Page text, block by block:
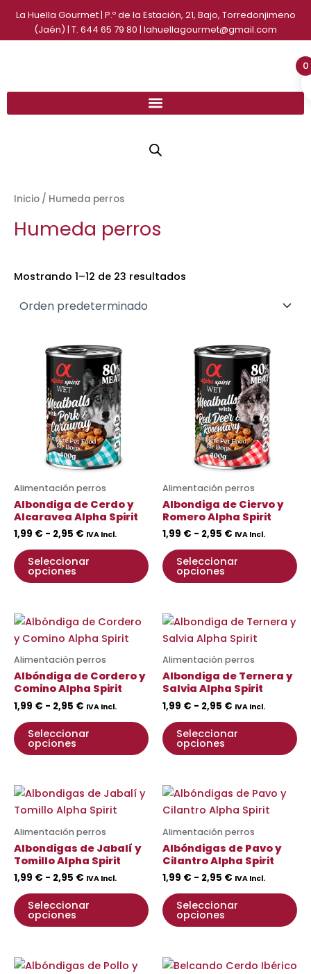
contenido
La Huella Gourmet | P.º de la Estación, 21, Bajo, Torredonjimeno
(Jaén) | T. 644 65 79 80 | lahuellagourmet@gmail.com
Inicio / Humeda perros
Humeda perros
Mostrando 1–12 de 23 resultados
Alimentación perros
Albondiga de Cerdo y
Alcaravea Alpha Spirit
1,99 € - 2,95 €
Rango
de
precios:
desde
1,99 €
hasta
2,95 €
IVA Incl.
Seleccionar
opciones
múltiples
variantes.
opciones
página
de
producto
Alimentación perros
Albondiga de Ciervo y
Romero Alpha Spirit
1,99 € - 2,95 €
Rango
de
precios:
desde
1,99 €
hasta
2,95 €
IVA Incl.
Seleccionar
opciones
de
Alimentación perros
Albóndiga de Cordero y
Comino Alpha Spirit
1,99 € - 2,95 €
Rango
precios:
1,99 €
hasta
2,95 €
IVA Incl.
Seleccionar
opciones
Este
producto
tiene
múltiples
variantes.
Las
opciones
se
pueden
producto
Alimentación perros
Albondiga de Ternera y
Salvia Alpha Spirit
1,99 € - 2,95 €
Rango
precios:
1,99 €
hasta
2,95 €
IVA Incl.
Seleccionar
opciones
se
Alimentación perros
Albondigas de Jabalí y
Tomillo Alpha Spirit
1,99 € - 2,95 €
Rango
precios:
1,99 €
hasta
2,95 €
IVA Incl.
Seleccionar
opciones
Este
producto
tiene
múltiples
variantes.
Las
opciones
se
pueden
Alimentación perros
Albóndigas de Pavo y
Cilantro Alpha Spirit
1,99 € - 2,95 €
Rango
precios:
1,99 €
hasta
2,95 €
IVA Incl.
Seleccionar
opciones
se
Rango
Este
0